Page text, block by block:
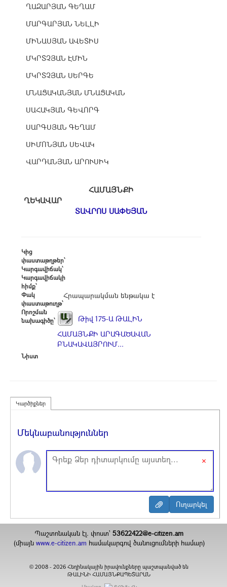
ՂԱԶԱՐՅԱՆ ԳԵՂԱՄ
ՄԱՐԳԱՐՅԱՆ ՆԵԼԼԻ
ՄԻՆԱՍՅԱՆ ԱՎԵՏԻՍ
ՄԿՐՏՉՅԱՆ ԷՄԻՆ
ՄԿՐՏՉՅԱՆ ՍԵՐԳԵ
ՄՆԱՑԱԿԱՆՅԱՆ ՄՆԱՑԱԿԱՆ
ՍԱՀԱԿՅԱՆ ԳԵՎՈՐԳ
ՍԱՐԳՍՅԱՆ ԳԵՂԱՄ
ՍԻՄՈՆՅԱՆ ՍԵՎԱԿ
ՎԱՐԴԱՆՅԱՆ ԱՐՈՒՍԻԿ
ՀԱՄԱՅՆՔԻ
ՂԵԿԱՎԱՐ
ՏԱՎՐՈՍ ՍԱՓԵՅԱՆ
Կից
փաստաթղթեր՝
Կարգավիճակ՝
Կարգավիճակի
հիմք՝
Փակ
փաստաթուղթ՝
Հրապարակման ենթակա է
Որոշման
նախագիծը՝
Թիվ 175-Ա ԹԱԼԻՆ
ՀԱՄԱՅՆՔԻ ԱՐԱԳԱԾԱՎԱՆ
ԲՆԱԿԱՎԱՅՐՈՒՄ...
Նիստ
Կարծիքներ
Մեկնաբանություններ
×
Պաշտոնական էլ. փոստ`53622422@e-citizen.am
(միայն www.e-citizen.am համակարգով ծանուցումների համար)
© 2008 -2026 Հեղինակային իրավունքները պաշտպանված են
ԹԱԼԻՆԻ ՀԱՄԱՅՆՔԱՊԵՏԱՐԱՆ